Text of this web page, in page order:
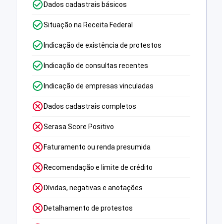
Dados cadastrais básicos
Situação na Receita Federal
Indicação de existência de protestos
Indicação de consultas recentes
Indicação de empresas vinculadas
Dados cadastrais completos
Serasa Score Positivo
Faturamento ou renda presumida
Recomendação e limite de crédito
Dívidas, negativas e anotações
Detalhamento de protestos